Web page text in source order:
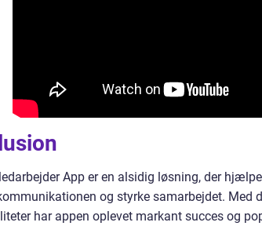
App er en alsidig løsning, der
og styrke samarbejdet. Med
har appen oplevet markant succes og